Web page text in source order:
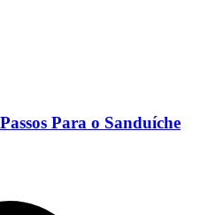
Para o Sanduíche